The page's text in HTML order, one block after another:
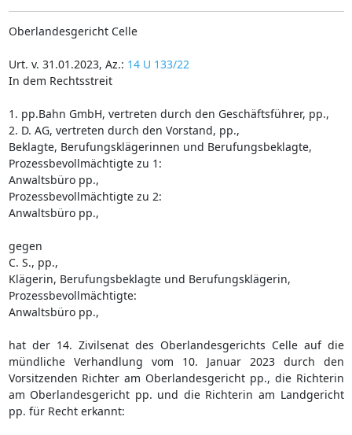
Oberlandesgericht Celle
Urt. v. 31.01.2023, Az.: 14 U 133/22
In dem Rechtsstreit
1. pp.Bahn GmbH, vertreten durch den Geschäftsführer, pp.,
2. D. AG, vertreten durch den Vorstand, pp.,
Beklagte, Berufungsklägerinnen und Berufungsbeklagte,
Prozessbevollmächtigte zu 1:
Anwaltsbüro pp.,
Prozessbevollmächtigte zu 2:
Anwaltsbüro pp.,
gegen
C. S., pp.,
Klägerin, Berufungsbeklagte und Berufungsklägerin,
Prozessbevollmächtigte:
Anwaltsbüro pp.,
hat der 14. Zivilsenat des Oberlandesgerichts Celle auf die
mündliche Verhandlung vom 10. Januar 2023 durch den
Vorsitzenden Richter am Oberlandesgericht pp., die Richterin
am Oberlandesgericht pp. und die Richterin am Landgericht
pp. für Recht erkannt: